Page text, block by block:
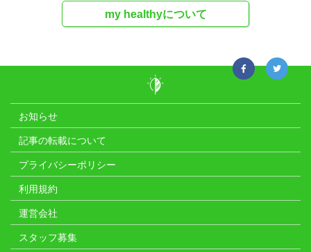
my healthyについて
お知らせ
記事の転載について
プライバシーポリシー
利用規約
運営会社
スタッフ募集